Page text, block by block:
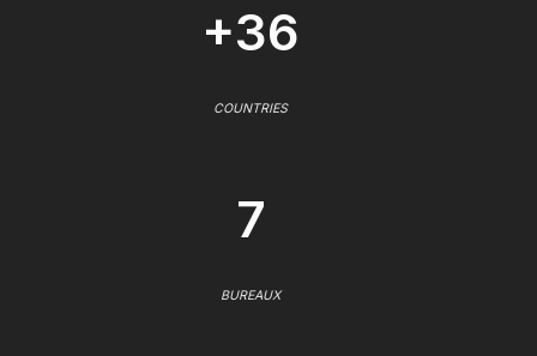
+36
COUNTRIES
7
BUREAUX